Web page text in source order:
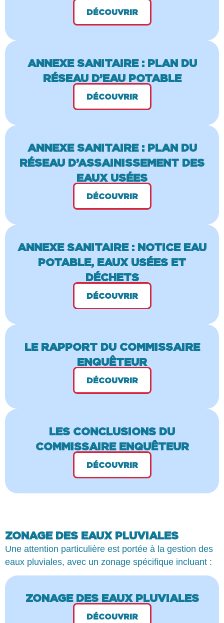
DÉCOUVRIR
ANNEXE SANITAIRE : PLAN DU
RÉSEAU D’EAU POTABLE
DÉCOUVRIR
ANNEXE SANITAIRE : PLAN DU
RÉSEAU D’ASSAINISSEMENT DES
EAUX USÉES
DÉCOUVRIR
ANNEXE SANITAIRE : NOTICE EAU
POTABLE, EAUX USÉES ET
DÉCHETS
DÉCOUVRIR
LE RAPPORT DU COMMISSAIRE
ENQUÊTEUR
DÉCOUVRIR
LES CONCLUSIONS DU
COMMISSAIRE ENQUÊTEUR
DÉCOUVRIR
ZONAGE DES EAUX PLUVIALES
Une attention particulière est portée à la gestion des
eaux pluviales, avec un zonage spécifique incluant :
ZONAGE DES EAUX PLUVIALES
DÉCOUVRIR